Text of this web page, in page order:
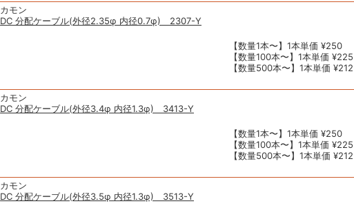
カモン
DC 分配ケーブル(外径2.35φ 内径0.7φ) 2307-Y
【数量1本〜】1本単価 ¥250
【数量100本〜】1本単価 ¥225
【数量500本〜】1本単価 ¥212
カモン
DC 分配ケーブル(外径3.4φ 内径1.3φ) 3413-Y
【数量1本〜】1本単価 ¥250
【数量100本〜】1本単価 ¥225
【数量500本〜】1本単価 ¥212
カモン
DC 分配ケーブル(外径3.5φ 内径1.3φ) 3513-Y